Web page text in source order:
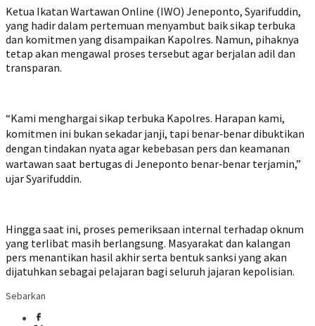
Ketua Ikatan Wartawan Online (IWO) Jeneponto, Syarifuddin,
yang hadir dalam pertemuan menyambut baik sikap terbuka
dan komitmen yang disampaikan Kapolres. Namun, pihaknya
tetap akan mengawal proses tersebut agar berjalan adil dan
transparan.
“Kami menghargai sikap terbuka Kapolres. Harapan kami,
komitmen ini bukan sekadar janji, tapi benar‑benar dibuktikan
dengan tindakan nyata agar kebebasan pers dan keamanan
wartawan saat bertugas di Jeneponto benar‑benar terjamin,”
ujar Syarifuddin.
Hingga saat ini, proses pemeriksaan internal terhadap oknum
yang terlibat masih berlangsung. Masyarakat dan kalangan
pers menantikan hasil akhir serta bentuk sanksi yang akan
dijatuhkan sebagai pelajaran bagi seluruh jajaran kepolisian.
Sebarkan